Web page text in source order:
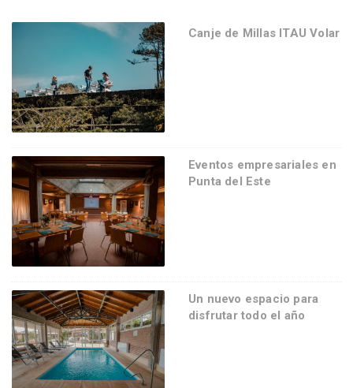
Canje de Millas ITAU Volar
Eventos empresariales en
Punta del Este
Un nuevo espacio para
disfrutar todo el año